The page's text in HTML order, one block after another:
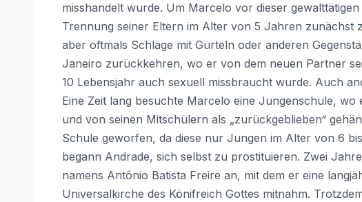
misshandelt wurde. Um Marcelo vor dieser
Trennung seiner Eltern im Alter von 5 Jahren zunächst
aber oftmals Schläge mit Gürteln oder anderen
Janeiro zurückkehren, wo er von dem neuen Partner
10 Lebensjahr auch sexuell missbraucht wurde. Auch
Eine Zeit lang besuchte Marcelo eine Jungenschule,
und von seinen Mitschülern als „zurückgeblieben“
Schule geworfen, da diese nur Jungen im Alter von 6
begann Andrade, sich selbst zu prostituieren. Zwei
namens Antônio Batista Freire an, mit dem er eine
Universalkirche des Könifreich Gottes mitnahm.